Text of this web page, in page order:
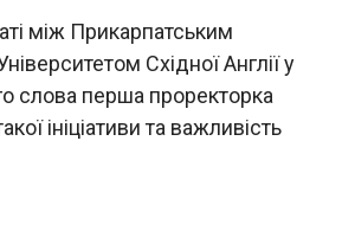
між Прикарпатським
Східної Англії у
слова перша проректорка
ініціативи та важливість